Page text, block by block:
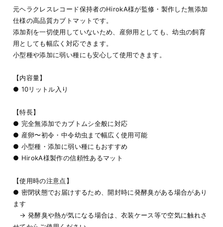
元ヘラクレスレコード保持者のHirokA様が監修・製作した無添加
仕様の高品質カブトマットです。
添加剤を一切使用していないため、産卵用としても、幼虫の飼育
用としても幅広く対応できます。
小型種や添加に弱い種にも安心して使用できます。
【内容量】
● 10リットル入り
【特長】
● 完全無添加でカブトムシ全般に対応
● 産卵〜初令・中令幼虫まで幅広く使用可能
● 小型種・添加に弱い種にもおすすめ
● HirokA様製作の信頼性あるマット
【使用時の注意点】
● 密閉状態でお届けするため、開封時に発酵臭がある場合があり
ます
→ 発酵臭や熱が気になる場合は、衣装ケース等で空気に触れさ